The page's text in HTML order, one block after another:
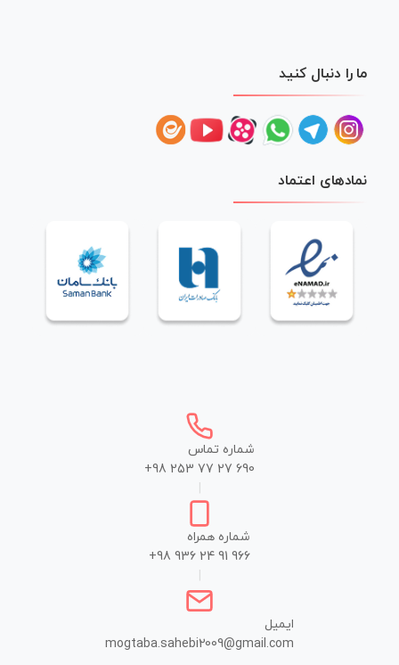
ما را دنبال کنید
نمادهای اعتماد
شماره تماس
+98 253 77 27 690
شماره همراه
+98 936 24 91 966
ایمیل
mogtaba.sahebi2009@gmail.com